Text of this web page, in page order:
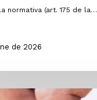
normativa (art. 175 de la…
de 2026